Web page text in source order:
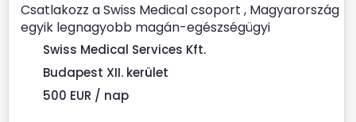
Csatlakozz a Swiss Medical csoport , Magyarország
egyik legnagyobb magán-egészségügyi
szolgáltatójához ...
Swiss Medical Services Kft.
Budapest XII. kerület
500 EUR / nap